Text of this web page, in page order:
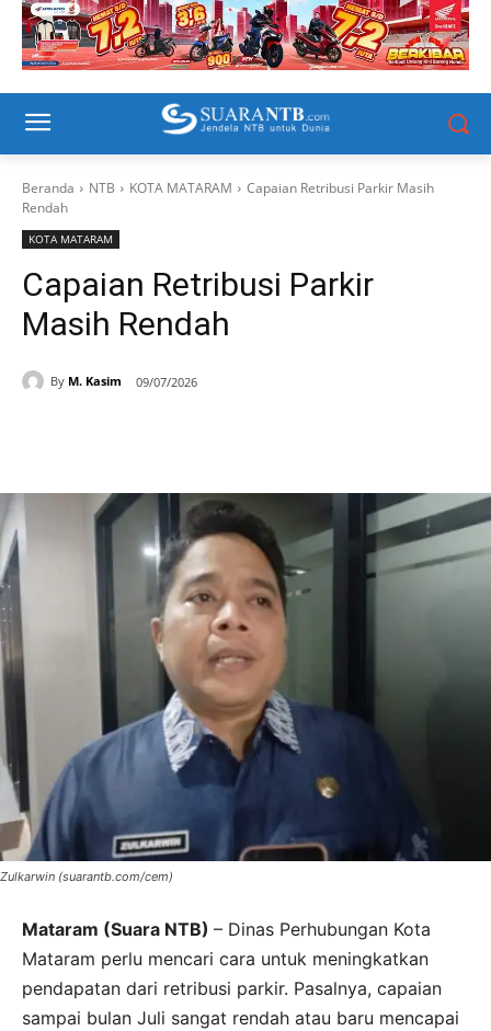
Beranda NTB KOTA MATARAM
Capaian Retribusi Parkir Masih
Rendah
KOTA MATARAM
Capaian Retribusi Parkir
Masih Rendah
By M. Kasim 09/07/2026
Zulkarwin (suarantb.com/cem)
Mataram (Suara NTB) – Dinas Perhubungan Kota
Mataram perlu mencari cara untuk meningkatkan
pendapatan dari retribusi parkir. Pasalnya, capaian
sampai bulan Juli sangat rendah atau baru mencapai